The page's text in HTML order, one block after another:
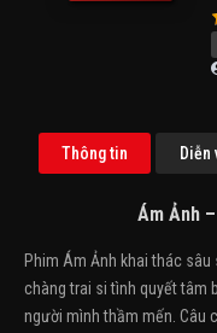
Thông tin Diễn
Ám Ảnh
Phim Ám Ảnh khai thác
chàng trai si tình quyết tâm
người mình thầm mến. Câu